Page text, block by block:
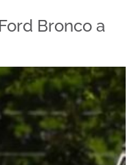
Bronco a